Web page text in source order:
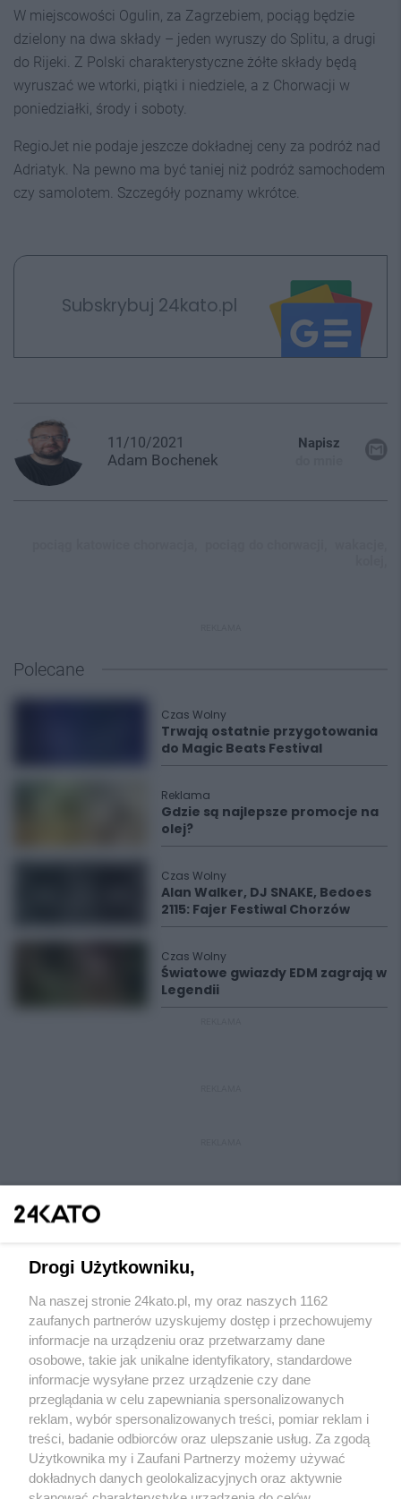
W miejscowości Ogulin, za Zagrzebiem, pociąg będzie
dzielony na dwa składy – jeden wyruszy do Splitu, a drugi
do Rijeki. Z Polski charakterystyczne żółte składy będą
wyruszać we wtorki, piątki i niedziele, a z Chorwacji w
poniedziałki, środy i soboty.
RegioJet nie podaje jeszcze dokładnej ceny za podróż nad
Adriatyk. Na pewno ma być taniej niż podróż samochodem
czy samolotem. Szczegóły poznamy wkrótce.
Subskrybuj 24kato.pl
11/10/2021
Adam Bochenek
Napisz
Polecane
Czas Wolny
Trwają ostatnie przygotowania
do Magic Beats Festival
Reklama
Gdzie są najlepsze promocje na
olej?
Czas Wolny
Alan Walker, DJ SNAKE, Bedoes
2115: Fajer Festiwal Chorzów
Czas Wolny
Światowe gwiazdy EDM zagrają w
Legendii
Wydawca mediów lokalnych
Nie zapomnij
zapoznać się z:
polityką prywatności regulamin korzystania z portali
Twojemiasto
Piekary Śląskie
Skontakuj sięz nami
Kontakt
Drogi Użytkowniku,
Na naszej stronie 24kato.pl, my oraz naszych 1162
zaufanych partnerów uzyskujemy dostęp i przechowujemy
informacje na urządzeniu oraz przetwarzamy dane
osobowe, takie jak unikalne identyfikatory, standardowe
informacje wysyłane przez urządzenie czy dane
przeglądania w celu zapewniania spersonalizowanych
reklam, wybór spersonalizowanych treści, pomiar reklam i
treści, badanie odbiorców oraz ulepszanie usług. Za zgodą
Użytkownika my i Zaufani Partnerzy możemy używać
dokładnych danych geolokalizacyjnych oraz aktywnie